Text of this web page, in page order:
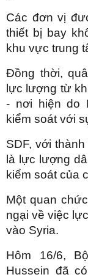
Các đơn vị
thiết bị bay
khu vực trung
Đồng thời,
lực lượng từ
- nơi hiện do
kiểm soát với
SDF, với
là lực lượng
kiểm soát của
Một quan
ngại về việc
vào Syria.
Hôm 16/6,
Hussein đã